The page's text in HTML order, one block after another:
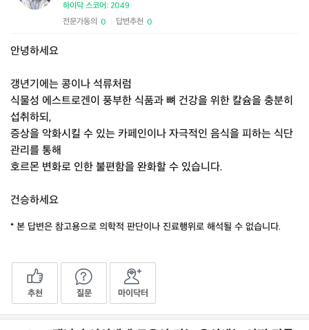
하이닥 스코어: 2049
전문가동의 0 답변추천 0
안녕하세요
갱년기에는 콩이나 석류처럼
식물성 에스트로겐이 풍부한 식품과 뼈 건강을 위한 칼슘을 충분히
섭취하되,
증상을 악화시킬 수 있는 카페인이나 자극적인 음식을 피하는 식단
관리를 통해
호르몬 변화로 인한 불편함을 완화할 수 있습니다.
건승하세요
* 본 답변은 참고용으로 의학적 판단이나 진료행위로 해석될 수 없습니다.
추천 질문 마이닥터